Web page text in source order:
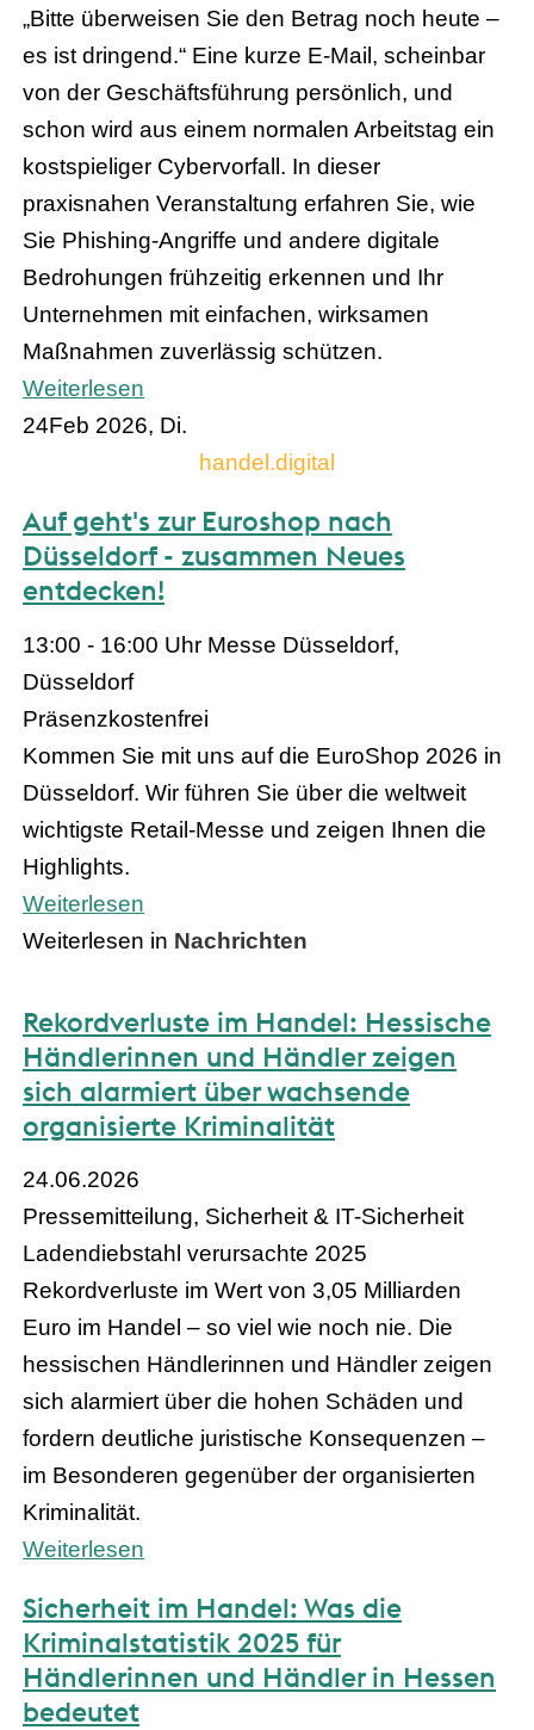
„Bitte überweisen Sie den Betrag noch heute –
es ist dringend.“ Eine kurze E-Mail, scheinbar
von der Geschäftsführung persönlich, und
schon wird aus einem normalen Arbeitstag ein
kostspieliger Cybervorfall. In dieser
praxisnahen Veranstaltung erfahren Sie, wie
Sie Phishing-Angriffe und andere digitale
Bedrohungen frühzeitig erkennen und Ihr
Unternehmen mit einfachen, wirksamen
Maßnahmen zuverlässig schützen.
Weiterlesen
24Feb 2026, Di.
handel.digital
Auf geht's zur Euroshop nach
Düsseldorf - zusammen Neues
entdecken!
13:00 - 16:00 Uhr Messe Düsseldorf,
Düsseldorf
Präsenzkostenfrei
Kommen Sie mit uns auf die EuroShop 2026 in
Düsseldorf. Wir führen Sie über die weltweit
wichtigste Retail-Messe und zeigen Ihnen die
Highlights.
Weiterlesen
Weiterlesen in Nachrichten
Rekordverluste im Handel: Hessische
Händlerinnen und Händler zeigen
sich alarmiert über wachsende
organisierte Kriminalität
24.06.2026
Pressemitteilung, Sicherheit & IT-Sicherheit
Ladendiebstahl verursachte 2025
Rekordverluste im Wert von 3,05 Milliarden
Euro im Handel – so viel wie noch nie. Die
hessischen Händlerinnen und Händler zeigen
sich alarmiert über die hohen Schäden und
fordern deutliche juristische Konsequenzen –
im Besonderen gegenüber der organisierten
Kriminalität.
Weiterlesen
Sicherheit im Handel: Was die
Kriminalstatistik 2025 für
Händlerinnen und Händler in Hessen
bedeutet